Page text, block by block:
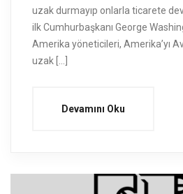
uzak durmayıp onlarla ticarete
ilk Cumhurbaşkanı George
Amerika yöneticileri, Amerika’yı
uzak […]
Devamını Oku